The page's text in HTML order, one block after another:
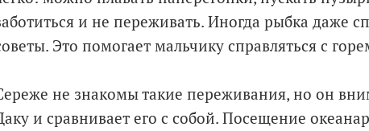
и не переживать. Иногда рыбка даже
Это помогает мальчику справляться с
не знакомы такие переживания, но он
и сравнивает его с собой. Посещение